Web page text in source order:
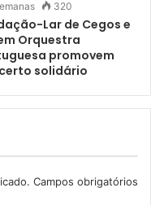
320
Lar de Cegos e
Orquestra
promovem
solidário
Campos obrigatórios